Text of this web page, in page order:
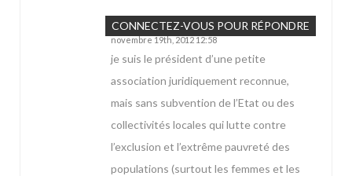
Cisse
novembre 19th, 2012 12:58
CONNECTEZ-VOUS POUR RÉPONDRE
je suis le président d’une petite
association juridiquement reconnue,
mais sans subvention de l’Etat ou des
collectivités locales qui lutte contre
l’exclusion et l’extrême pauvreté des
populations (surtout les femmes et les